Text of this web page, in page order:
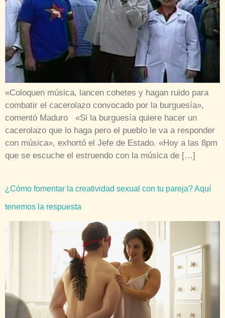
«Coloquen música, lancen cohetes y hagan ruido para
combatir el cacerolazo convocado por la burguesía»,
comentó Maduro «Si la burguesía quiere hacer un
cacerolazo que lo haga pero el pueblo le va a responder
con música», exhortó el Jefe de Estado. «Hoy a las 8pm
que se escuche el estruendo con la música de […]
¿Cómo fomentar la creatividad sexual con tu pareja? Aquí
tenemos la respuesta